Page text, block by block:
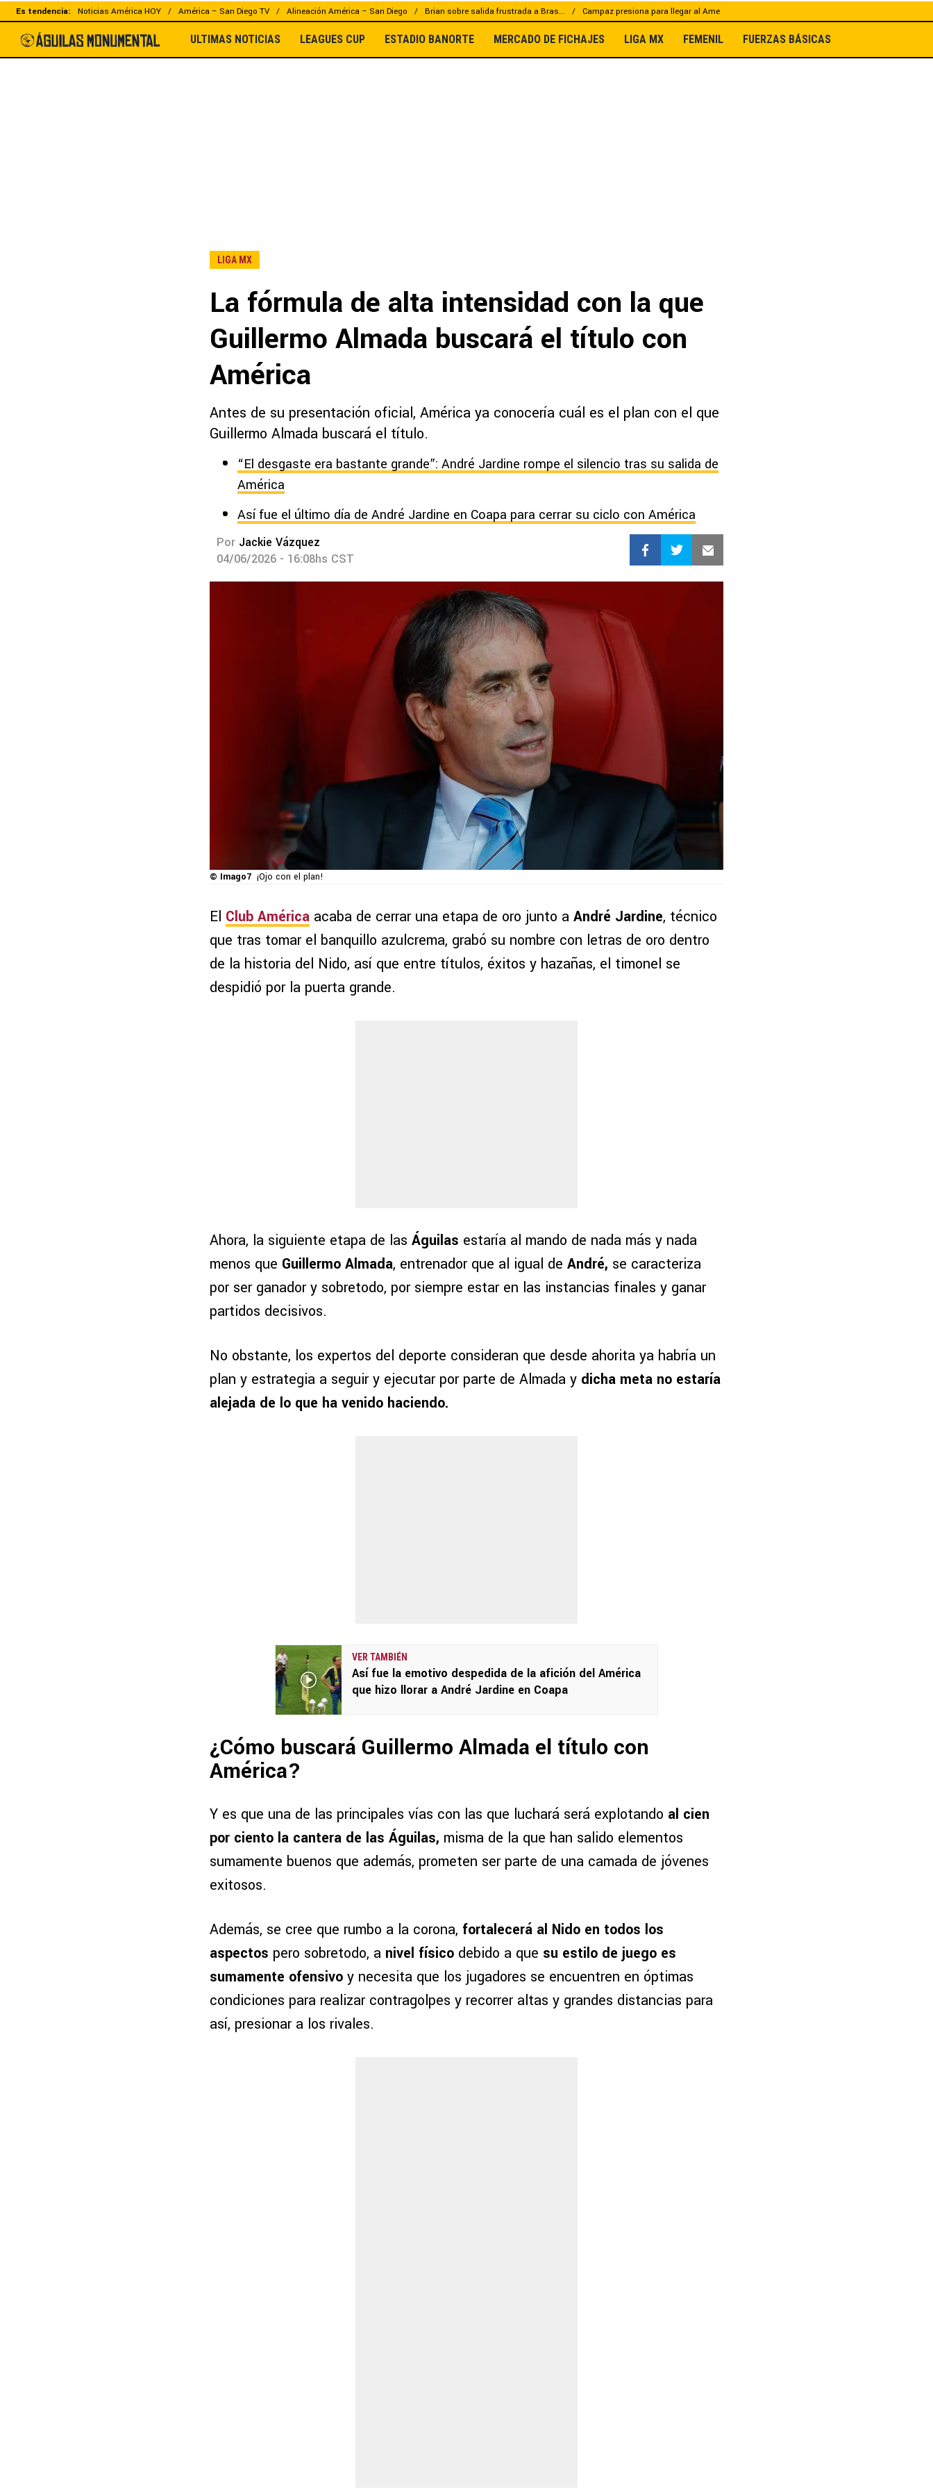
Es tendencia: Noticias América HOY América – San Diego TV Alineación América – San Diego Brian sobre salida frustrada a Bras... Campaz presiona para llegar al Ame
ULTIMAS NOTICIAS LEAGUES CUP ESTADIO BANORTE MERCADO DE FICHAJES LIGA MX FEMENIL FUERZAS BÁSICAS
LIGA MX
La fórmula de alta intensidad con la que
Guillermo Almada buscará el título con
América
Antes de su presentación oficial, América ya conocería cuál es el plan con el que
Guillermo Almada buscará el título.
“El desgaste era bastante grande”: André Jardine rompe el silencio tras su salida de
América
Así fue el último día de André Jardine en Coapa para cerrar su ciclo con América
Por Jackie Vázquez
04/06/2026 - 16:08hs CST
© Imago7 ¡Ojo con el plan!
El Club América acaba de cerrar una etapa de oro junto a André Jardine, técnico
que tras tomar el banquillo azulcrema, grabó su nombre con letras de oro dentro
de la historia del Nido, así que entre títulos, éxitos y hazañas, el timonel se
despidió por la puerta grande.
Ahora, la siguiente etapa de las Águilas estaría al mando de nada más y nada
menos que Guillermo Almada, entrenador que al igual de André, se caracteriza
por ser ganador y sobretodo, por siempre estar en las instancias finales y ganar
partidos decisivos.
No obstante, los expertos del deporte consideran que desde ahorita ya habría un
plan y estrategia a seguir y ejecutar por parte de Almada y dicha meta no estaría
alejada de lo que ha venido haciendo.
VER TAMBIÉN
Así fue la emotivo despedida de la afición del América
que hizo llorar a André Jardine en Coapa
¿Cómo buscará Guillermo Almada el título con
América?
Y es que una de las principales vías con las que luchará será explotando al cien
por ciento la cantera de las Águilas, misma de la que han salido elementos
sumamente buenos que además, prometen ser parte de una camada de jóvenes
exitosos.
Además, se cree que rumbo a la corona, fortalecerá al Nido en todos los
aspectos pero sobretodo, a nivel físico debido a que su estilo de juego es
sumamente ofensivo y necesita que los jugadores se encuentren en óptimas
condiciones para realizar contragolpes y recorrer altas y grandes distancias para
así, presionar a los rivales.